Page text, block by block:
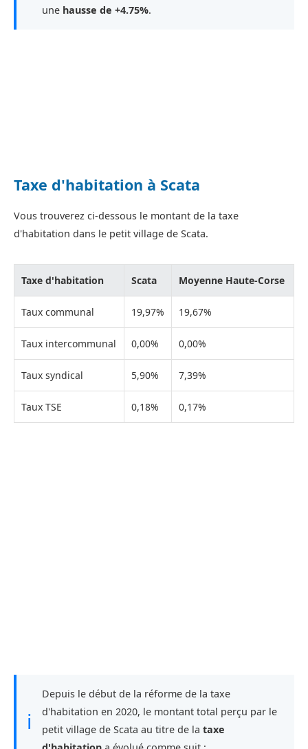
une hausse de +4.75%.
Taxe d'habitation à Scata
Vous trouverez ci-dessous le montant de la taxe
d'habitation dans le petit village de Scata.
Taxe d'habitation Scata Moyenne Haute-Corse
Taux communal 19,97% 19,67%
Taux intercommunal 0,00% 0,00%
Taux syndical 5,90% 7,39%
Taux TSE 0,18% 0,17%
ℹ
Depuis le début de la réforme de la taxe
d'habitation en 2020, le montant total perçu par le
petit village de Scata au titre de la taxe